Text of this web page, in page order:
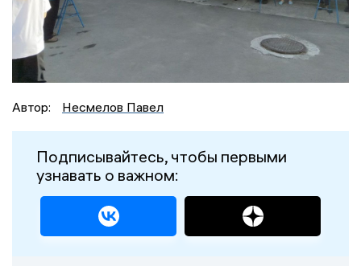
Автор: Несмелов Павел
Подписывайтесь, чтобы первыми
узнавать о важном: